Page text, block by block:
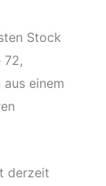
Stock
72,
einem
derzeit